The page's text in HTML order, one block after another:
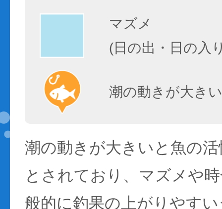
マズメ
(日の出・日の入
潮の動きが大き
潮の動きが大きいと魚の
とされており、マズメや
般的に釣果の上がりやす